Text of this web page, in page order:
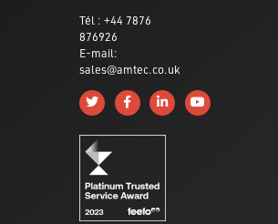
Tél : +44 7876
876926
E-mail:
sales@amtec.co.uk
Follow us on Twitter
Like us on Facebook
Connect with us on
Subscribe to us